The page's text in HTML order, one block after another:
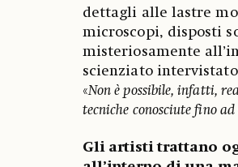
dettagli alle lastre
microscopi, disposti
misteriosamente
scienziato
«Non è possibile, infatti,
tecniche conosciute fino
Gli artisti trattano